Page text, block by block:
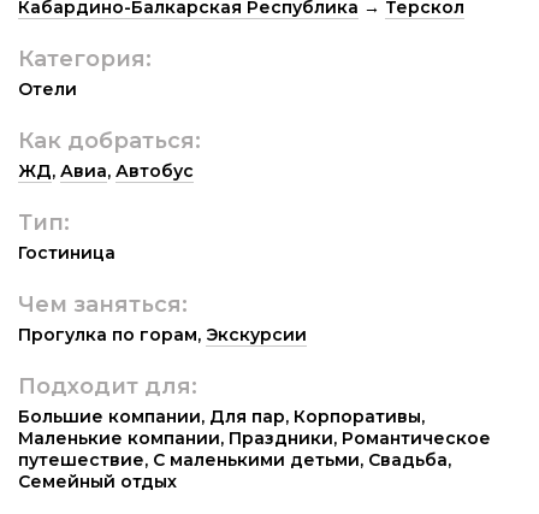
Кабардино-Балкарская Республика → Терскол
Категория:
Отели
Как добраться:
ЖД, Авиа, Автобус
Тип:
Гостиница
Чем заняться:
Прогулка по горам, Экскурсии
Подходит для:
Большие компании, Для пар, Корпоративы,
Маленькие компании, Праздники, Романтическое
путешествие, С маленькими детьми, Свадьба,
Семейный отдых